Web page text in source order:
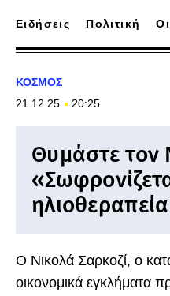
Ειδήσεις Πολιτική
ΚΟΣΜΟΣ
21.12.25
20:25
Θυμάστε τον
Ο Νικολά Σαρκοζί, ο
οικονομικά εγκλήματα